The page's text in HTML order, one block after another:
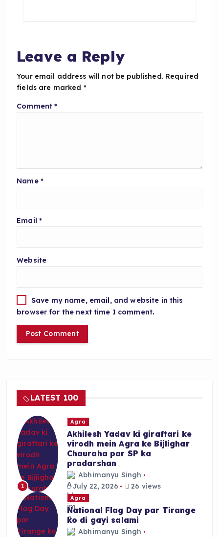
o
k
p
Leave a Reply
Your email address will not be published. Required
fields are marked *
Comment*
Name *
Email *
Website
Save my name, email, and website in this
browser for the next time I comment.
LATEST 100
1
Agra
Akhilesh Yadav ki giraftari ke
virodh mein Agra ke Bijlighar
Chauraha par SP ka
pradarshan
Abhimanyu Singh
July 22, 2026
26 views
Agra
National Flag Day par Tirange
ko di gayi salami
Abhimanyu Singh